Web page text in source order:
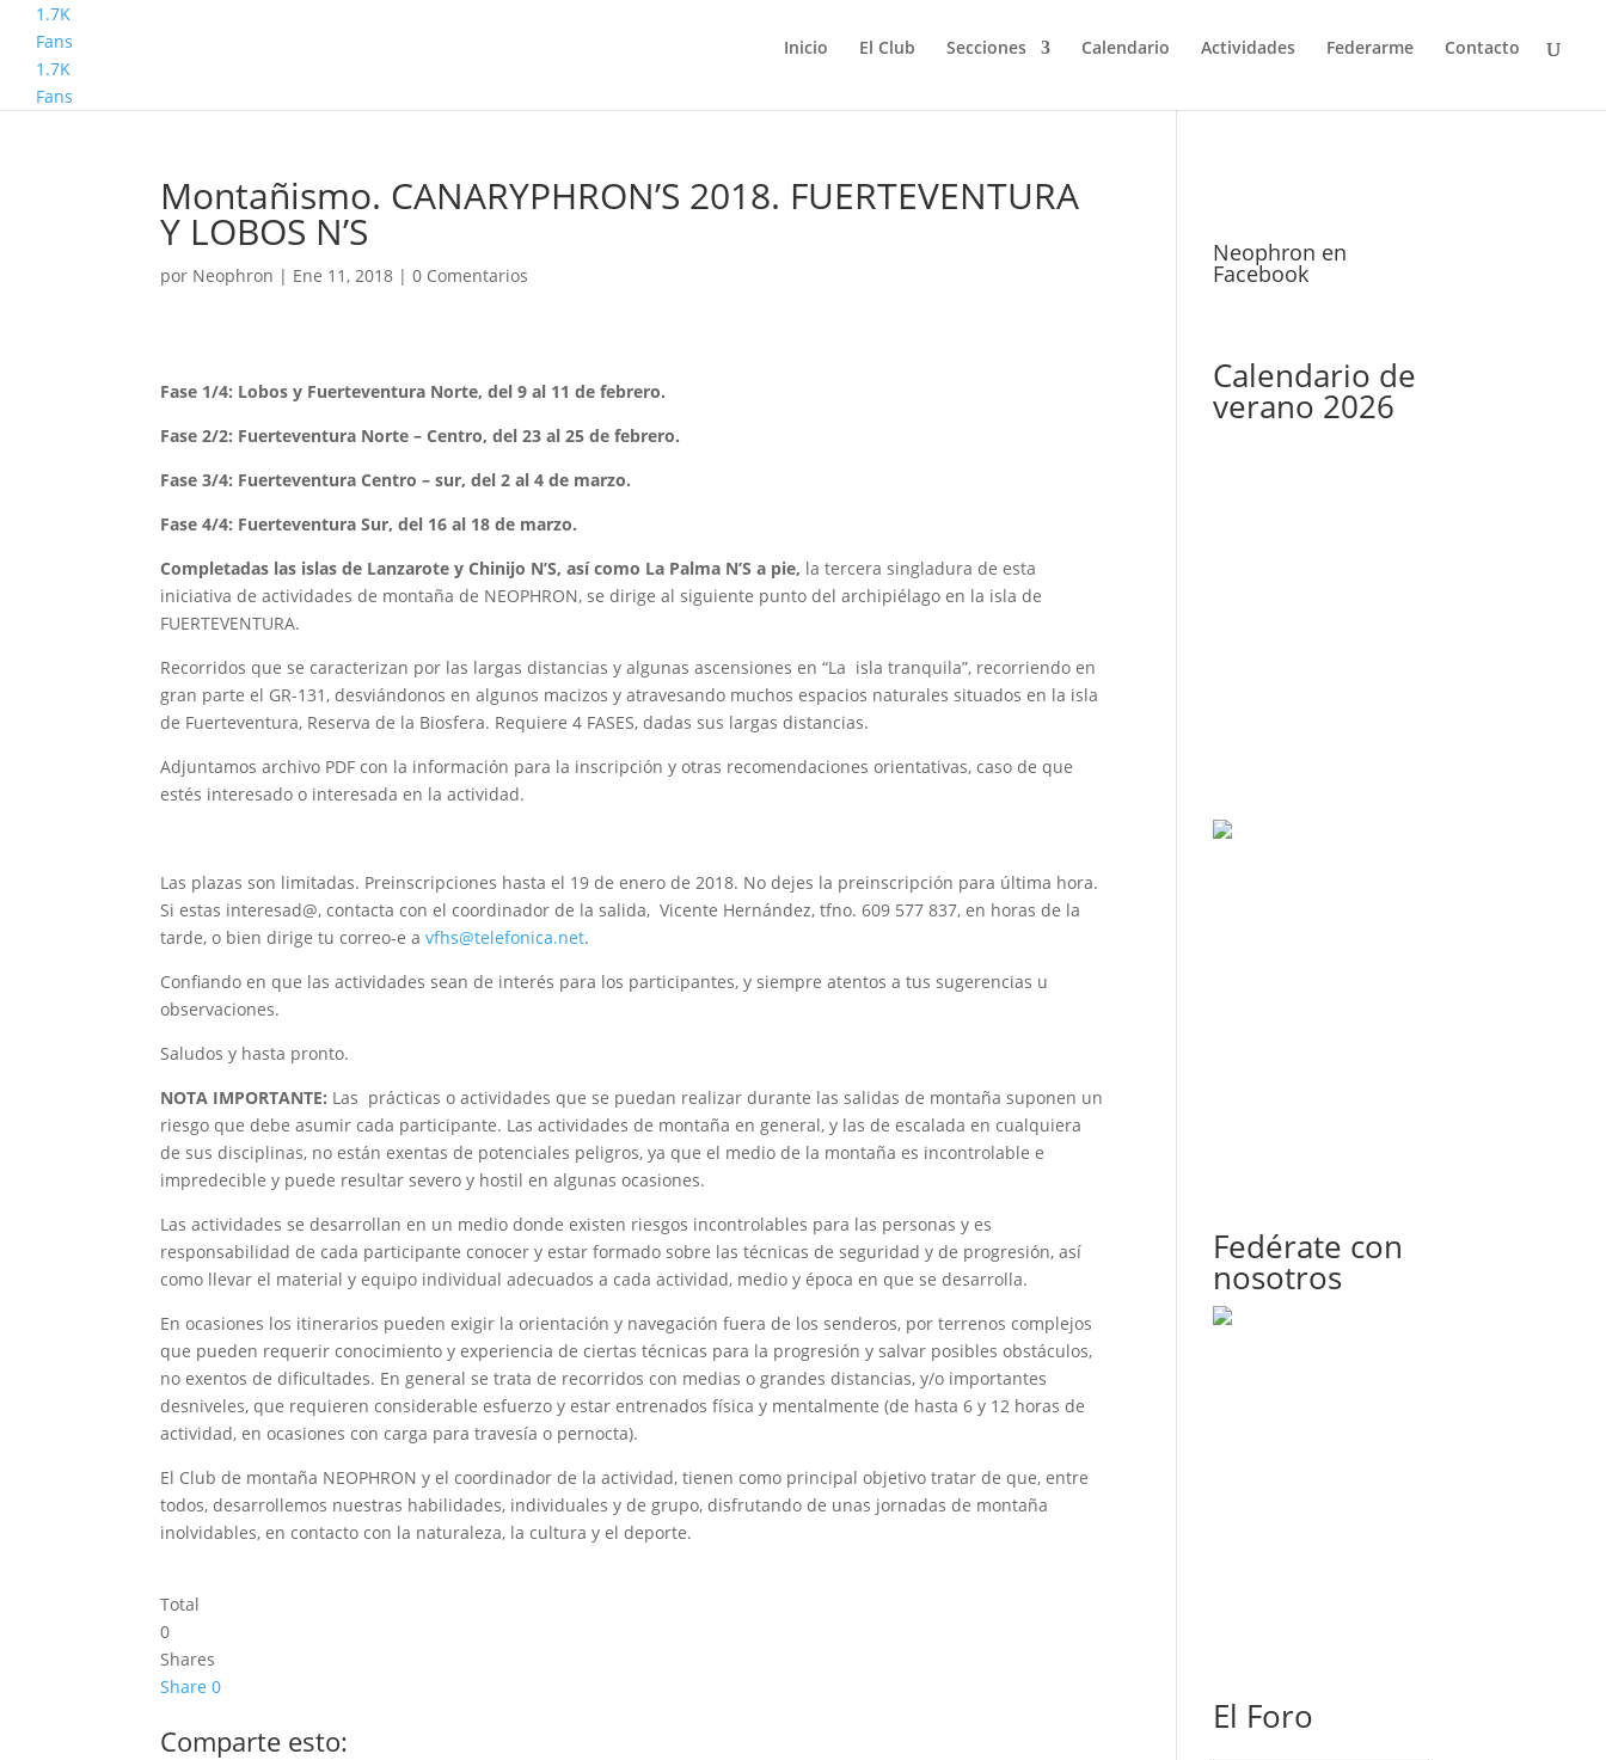
Inicio El Club Secciones Calendario Actividades Federarme Contacto
1.7K
Fans
1.7K
Fans
Montañismo. CANARYPHRON’S 2018. FUERTEVENTURA
Y LOBOS N’S
por Neophron | Ene 11, 2018 |0 Comentarios
Fase 1/4: Lobos y Fuerteventura Norte, del 9 al 11 de febrero.
Fase 2/2: Fuerteventura Norte – Centro, del 23 al 25 de febrero.
Fase 3/4: Fuerteventura Centro – sur, del 2 al 4 de marzo.
Fase 4/4: Fuerteventura Sur, del 16 al 18 de marzo.
Completadas las islas de Lanzarote y Chinijo N’S, así como La Palma N’S a pie, la tercera singladura de esta
iniciativa de actividades de montaña de NEOPHRON, se dirige al siguiente punto del archipiélago en la isla de
FUERTEVENTURA.
Recorridos que se caracterizan por las largas distancias y algunas ascensiones en “La isla tranquila”, recorriendo en
gran parte el GR-131, desviándonos en algunos macizos y atravesando muchos espacios naturales situados en la isla
de Fuerteventura, Reserva de la Biosfera. Requiere 4 FASES, dadas sus largas distancias.
Adjuntamos archivo PDF con la información para la inscripción y otras recomendaciones orientativas, caso de que
estés interesado o interesada en la actividad.
Las plazas son limitadas. Preinscripciones hasta el 19 de enero de 2018. No dejes la preinscripción para última hora.
Si estas interesad@, contacta con el coordinador de la salida, Vicente Hernández, tfno. 609 577 837, en horas de la
tarde, o bien dirige tu correo-e avfhs@telefonica.net.
Confiando en que las actividades sean de interés para los participantes, y siempre atentos a tus sugerencias u
observaciones.
Saludos y hasta pronto.
NOTA IMPORTANTE: Las prácticas o actividades que se puedan realizar durante las salidas de montaña suponen un
riesgo que debe asumir cada participante. Las actividades de montaña en general, y las de escalada en cualquiera
de sus disciplinas, no están exentas de potenciales peligros, ya que el medio de la montaña es incontrolable e
impredecible y puede resultar severo y hostil en algunas ocasiones.
Las actividades se desarrollan en un medio donde existen riesgos incontrolables para las personas y es
responsabilidad de cada participante conocer y estar formado sobre las técnicas de seguridad y de progresión, así
como llevar el material y equipo individual adecuados a cada actividad, medio y época en que se desarrolla.
En ocasiones los itinerarios pueden exigir la orientación y navegación fuera de los senderos, por terrenos complejos
que pueden requerir conocimiento y experiencia de ciertas técnicas para la progresión y salvar posibles obstáculos,
no exentos de dificultades. En general se trata de recorridos con medias o grandes distancias, y/o importantes
desniveles, que requieren considerable esfuerzo y estar entrenados física y mentalmente (de hasta 6 y 12 horas de
actividad, en ocasiones con carga para travesía o pernocta).
El Club de montaña NEOPHRON y el coordinador de la actividad, tienen como principal objetivo tratar de que, entre
todos, desarrollemos nuestras habilidades, individuales y de grupo, disfrutando de unas jornadas de montaña
inolvidables, en contacto con la naturaleza, la cultura y el deporte.
Total
0
Shares
Share 0
Comparte esto:
Neophron en
Facebook
Calendario de
verano 2026
Fedérate con
nosotros
El Foro